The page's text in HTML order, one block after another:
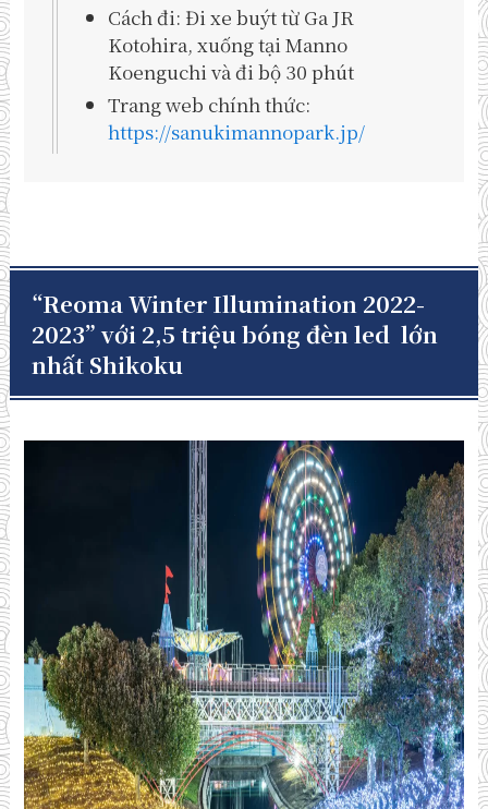
Cách đi: Đi xe buýt từ Ga JR
Kotohira, xuống tại Manno
Koenguchi và đi bộ 30 phút
Trang web chính thức:
https://sanukimannopark.jp/
“Reoma Winter Illumination 2022-
2023” với 2,5 triệu bóng đèn led lớn
nhất Shikoku